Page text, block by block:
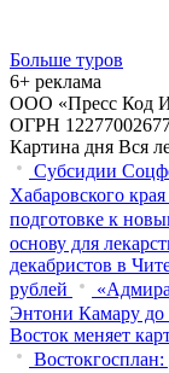
Больше туров
6+ реклама
ООО «Пресс Код
ОГРН
Картина дня Вся
Субсидии
Хабаровского
подготовке к
основу для
декабристов в
рублей
Энтони Камару до
Восток меняет